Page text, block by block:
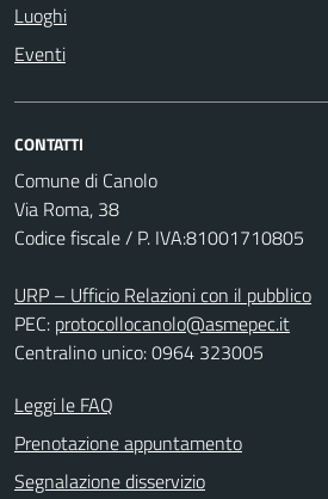
Luoghi
Eventi
CONTATTI
Comune di Canolo
Via Roma, 38
Codice fiscale / P. IVA:81001710805
URP – Ufficio Relazioni con il pubblico
PEC: protocollocanolo@asmepec.it
Centralino unico: 0964 323005
Leggi le FAQ
Prenotazione appuntamento
Segnalazione disservizio